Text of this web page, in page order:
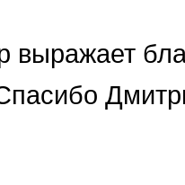
выражает